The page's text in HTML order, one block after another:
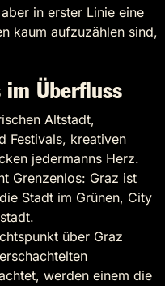
in erster Linie eine
kaum aufzuzählen sind,
im Überfluss
Altstadt,
Festivals, kreativen
jedermanns Herz.
Grenzenlos: Graz ist
Stadt im Grünen, City
über Graz
werden einem die